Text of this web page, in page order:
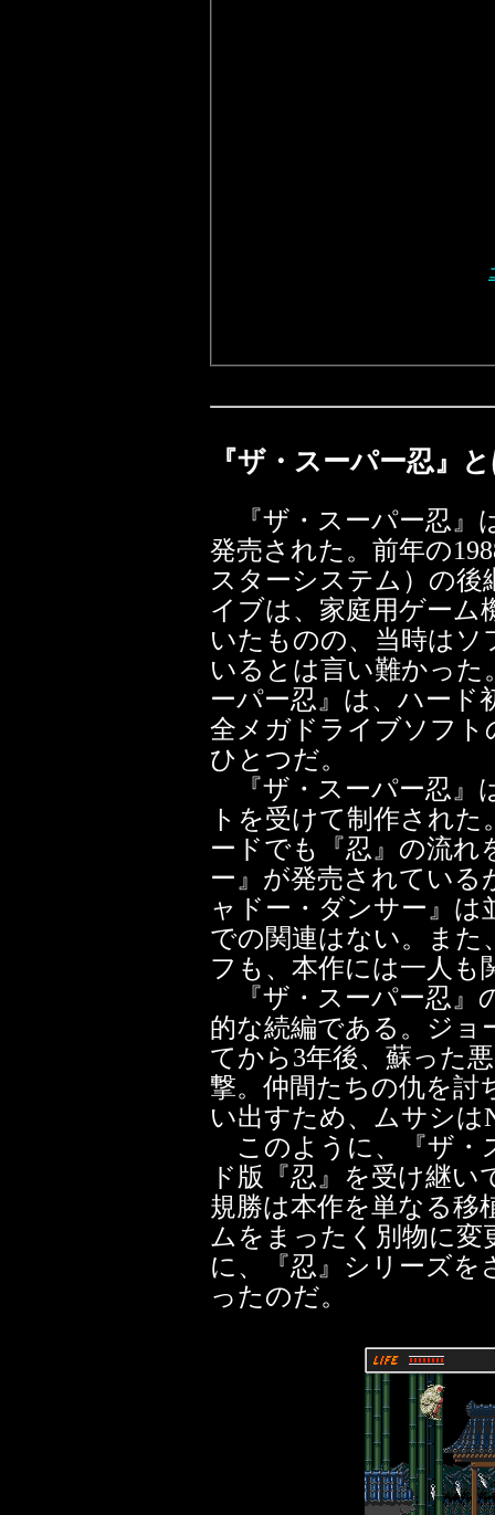
『ザ・スーパー忍』
『ザ・スーパー忍』
発売された。前年の
スターシステム）の
イブは、家庭用ゲーム
いたものの、当時は
いるとは言い難かっ
ーパー忍』は、ハード
全メガドライブソフト
ひとつだ。
『ザ・スーパー忍』
トを受けて制作された
ードでも『忍』の流れ
ー』が発売されている
ャドー・ダンサー』は
での関連はない。また
フも、本作には一人も
『ザ・スーパー忍』
的な続編である。ジョ
てから3年後、蘇った
撃。仲間たちの仇を討
い出すため、ムサシは
このように、『ザ・
ド版『忍』を受け継
規勝は本作を単なる移
ムをまったく別物に変
に、『忍』シリーズ
ったのだ。